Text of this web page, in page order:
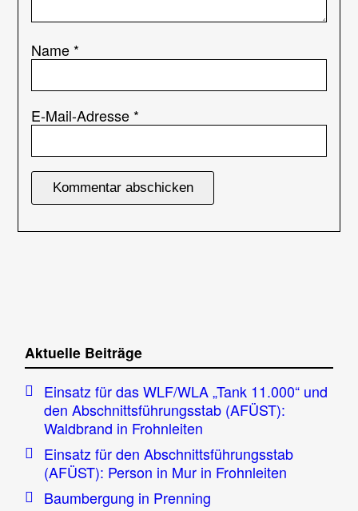
Name *
E-Mail-Adresse *
Aktuelle Beiträge
Einsatz für das WLF/WLA „Tank 11.000“ und
den Abschnittsführungsstab (AFÜST):
Waldbrand in Frohnleiten
Einsatz für den Abschnittsführungsstab
(AFÜST): Person in Mur in Frohnleiten
Baumbergung in Prenning